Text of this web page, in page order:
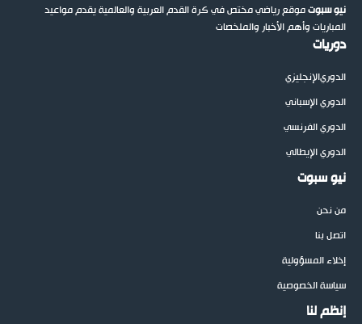
نيو سبوتموقع رياضي مختص في كرة القدم العربية والعالمية يقدم مواعيد
المباريات وأهم الأخبار والملخصات
دوريات
الدوريالإنجليزي
الدوري الإسباني
الدوري الفرنسي
الدوري الإيطالي
نيو سبوت
من نحن
اتصل بنا
إخلاء المسؤولية
سياسة الخصوصية
إنظم لنا